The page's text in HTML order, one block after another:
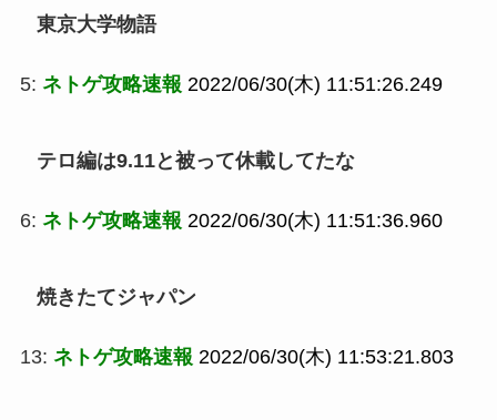
東京大学物語
5: ネトゲ攻略速報 2022/06/30(木) 11:51:26.249
テロ編は9.11と被って休載してたな
6: ネトゲ攻略速報 2022/06/30(木) 11:51:36.960
焼きたてジャパン
13: ネトゲ攻略速報 2022/06/30(木) 11:53:21.803